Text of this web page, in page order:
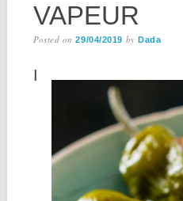
VAPEUR
Posted on29/04/2019 byDada
I